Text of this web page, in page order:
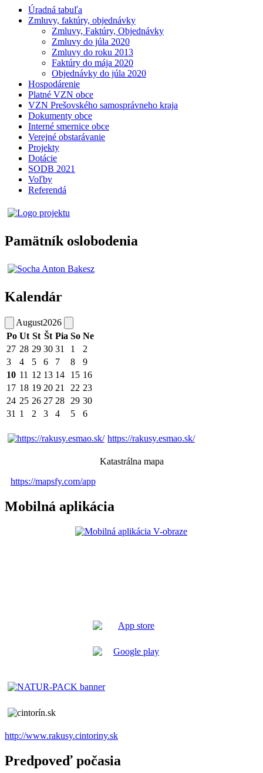
Úradná tabuľa
Zmluvy, faktúry, objednávky
Zmluvy, Faktúry, Objednávky
Zmluvy do júla 2020
Zmluvy do roku 2013
Faktúry do mája 2020
Objednávky do júla 2020
Hospodárenie
Platné VZN obce
VZN Prešovského samosprávneho kraja
Dokumenty obce
Interné smernice obce
Verejné obstarávanie
Projekty
Dotácie
SODB 2021
Voľby
Referendá
Pamätník oslobodenia
Kalendár
August2026
Po Ut St Št Pia So Ne
27 28 29 30 31 1
2
3
4 5 6 7 8
9
10 11 12 13 14 15 16
17 18 19 20 21 22 23
24 25 26 27 28 29 30
31 1 2 3 4 5 6
https://rakusy.esmao.sk/
Katastrálna mapa
https://mapsfy.com/app
Mobilná aplikácia
http://www.rakusy.cintoriny.sk
Predpoveď počasia